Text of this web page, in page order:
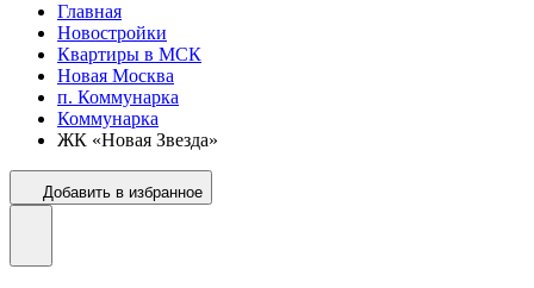
Главная
Новостройки
Квартиры в МСК
Новая Москва
п. Коммунарка
Коммунарка
ЖК «Новая Звезда»
Добавить в избранное